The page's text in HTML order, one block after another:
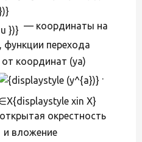
— координаты на
, функции перехода
координат (ya)
.
xin X}
окрестность
и вложение